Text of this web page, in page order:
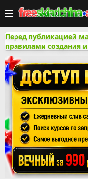
Перед публикацией
правилами создания